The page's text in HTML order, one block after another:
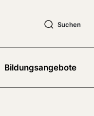
Suchen
Bildungsangebote